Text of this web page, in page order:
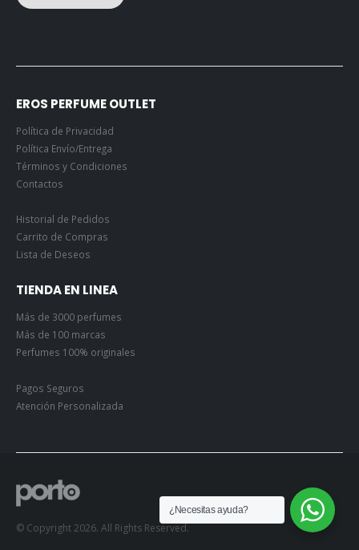
EROS PERFUME OUTLET
Política de Privacidad
Política Envío/Entrega
Términos y Condiciones
Contactos
Historial de Pedidos
Carrito de Compras
Lista de Deseos
TIENDA EN LINEA
Más de 3000 perfumes
Más de 100 marcas
Perfumes 100% originales
Pagos Seguros
Atención Personalizada
© Copyright 2026. All Rights Reserved.
¿Necesitas ayuda?